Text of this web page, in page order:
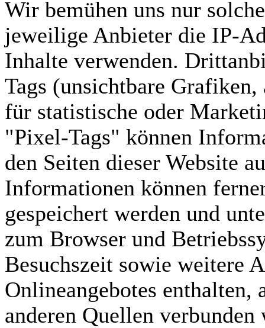
Wir bemühen uns nur
jeweilige Anbieter die IP-
Inhalte verwenden.
Tags (unsichtbare
für statistische oder
"Pixel-Tags" können
den Seiten dieser Website
Informationen können
gespeichert werden und
zum Browser und
Besuchszeit sowie weitere
Onlineangebotes
anderen Quellen verbunden